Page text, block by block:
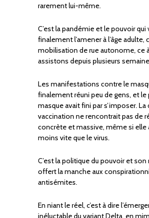
rarement lui-même.
C’est la pandémie et le pouvoir qui
finalement l’amener à l’âge adulte,
mobilisation de rue autonome, ce
assistons depuis plusieurs
Les manifestations contre le
finalement réuni peu de gens, et le
masque avait fini par s’imposer.
vaccination ne rencontrait pas de
concrète et massive, même si elle
moins vite que le virus.
C’est la politique du pouvoir et
offert la manche aux
antisémites.
En niant le réel, c’est à dire
inéluctable du variant Delta, en